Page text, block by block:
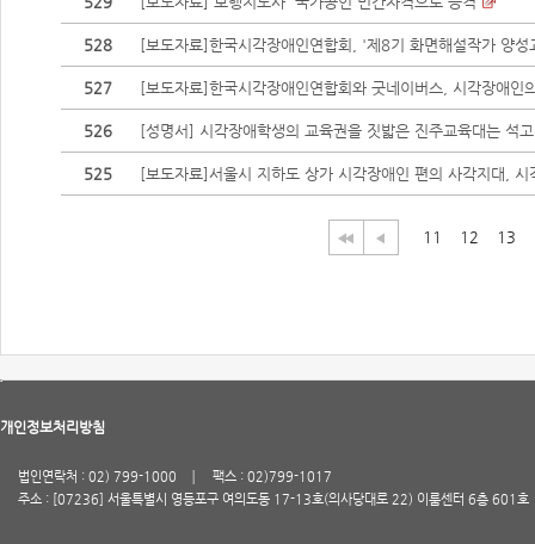
528 [보도자료]한국시각장애인연합회, '제8기 화면해설작가 양성
527 [보도자료]한국시각장애인연합회와 굿네이버스, 시각장애인
526 [성명서] 시각장애학생의 교육권을 짓밟은 진주교육대는 석
525 [보도자료]서울시 지하도 상가 시각장애인 편의 사각지대, 시
11 12 13
개인정보처리방침
법인연락처 : 02) 799-1000
팩스 : 02)799-1017
주소 : [07236] 서울특별시 영등포구 여의도동 17-13호(의사당대로 22) 이룸센터 6층 601호